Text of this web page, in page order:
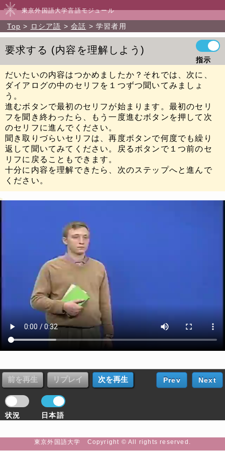
東京外国語大学言語モジュール
Top ロシア語 会話 学習者用
要求する 内容を理解しよう
指示
だいたいの内容はつかめましたか？それでは、次に、
ダイアログの中のセリフを１つずつ聞いてみましょ
う。
進むボタンで最初のセリフが始まります。最初のセリ
フを聞き終わったら、もう一度進むボタンを押して次
のセリフに進んでください。
聞き取りづらいセリフは、再度ボタンで何度でも繰り
返して聞いてみてください。戻るボタンで１つ前のセ
リフに戻ることもできます。
十分に内容を理解できたら、次のステップへと進んで
ください。
状況 日本語
Prev Next
東京外国語大学 Copyright © All rights reserved.